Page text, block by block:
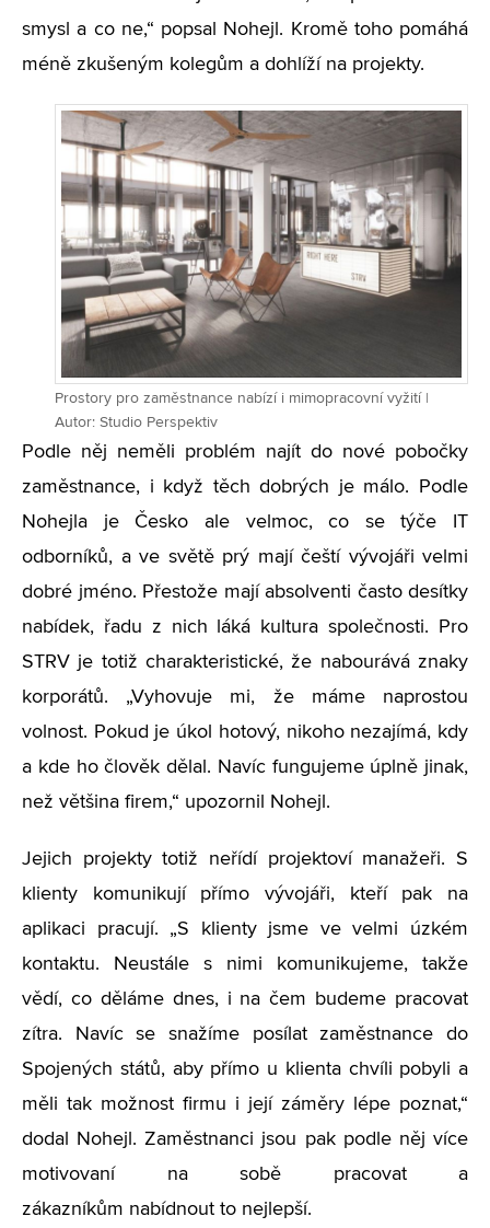
smysl a co ne,“ popsal Nohejl. Kromě toho pomáhá
méně zkušeným kolegům a dohlíží na projekty.
Prostory pro zaměstnance nabízí i mimopracovní vyžití |
Autor: Studio Perspektiv
Podle něj neměli problém najít do nové pobočky
zaměstnance, i když těch dobrých je málo. Podle
Nohejla je Česko ale velmoc, co se týče IT
odborníků, a ve světě prý mají čeští vývojáři velmi
dobré jméno. Přestože mají absolventi často desítky
nabídek, řadu z nich láká kultura společnosti. Pro
STRV je totiž charakteristické, že nabourává znaky
korporátů. „Vyhovuje mi, že máme naprostou
volnost. Pokud je úkol hotový, nikoho nezajímá, kdy
a kde ho člověk dělal. Navíc fungujeme úplně jinak,
než většina firem,“ upozornil Nohejl.
Jejich projekty totiž neřídí projektoví manažeři. S
klienty komunikují přímo vývojáři, kteří pak na
aplikaci pracují. „S klienty jsme ve velmi úzkém
kontaktu. Neustále s nimi komunikujeme, takže
vědí, co děláme dnes, i na čem budeme pracovat
zítra. Navíc se snažíme posílat zaměstnance do
Spojených států, aby přímo u klienta chvíli pobyli a
měli tak možnost firmu i její záměry lépe poznat,“
dodal Nohejl. Zaměstnanci jsou pak podle něj více
motivovaní na sobě pracovat a
zákazníkům nabídnout to nejlepší.